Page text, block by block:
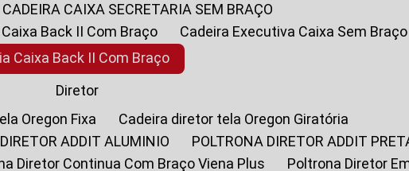
CADEIRA CAIXA SECRETARIA SEM BRAÇO
Caixa Back II Com Braço
Cadeira Executiva Caixa Sem Braço
Caixa Back II Com Braço
Diretor
Oregon Fixa
Cadeira diretor tela Oregon Giratória
DIRETOR ADDIT ALUMINIO
POLTRONA DIRETOR ADDIT
Diretor Continua Com Braço Viena Plus
Poltrona Diretor